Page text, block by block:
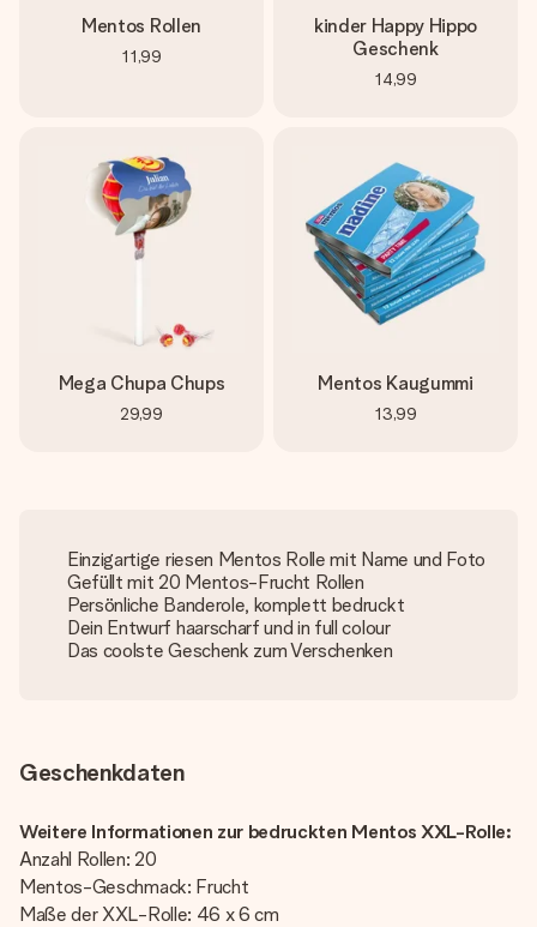
Mentos Rollen
11,99
kinder Happy Hippo
Geschenk
14,99
Mega Chupa Chups
29,99
Mentos Kaugummi
13,99
Einzigartige riesen Mentos Rolle mit Name und Foto
Gefüllt mit 20 Mentos-Frucht Rollen
Persönliche Banderole, komplett bedruckt
Dein Entwurf haarscharf und in full colour
Das coolste Geschenk zum Verschenken
Geschenkdaten
Weitere Informationen zur bedruckten Mentos XXL-Rolle:
Anzahl Rollen: 20
Mentos-Geschmack: Frucht
Maße der XXL-Rolle: 46 x 6 cm